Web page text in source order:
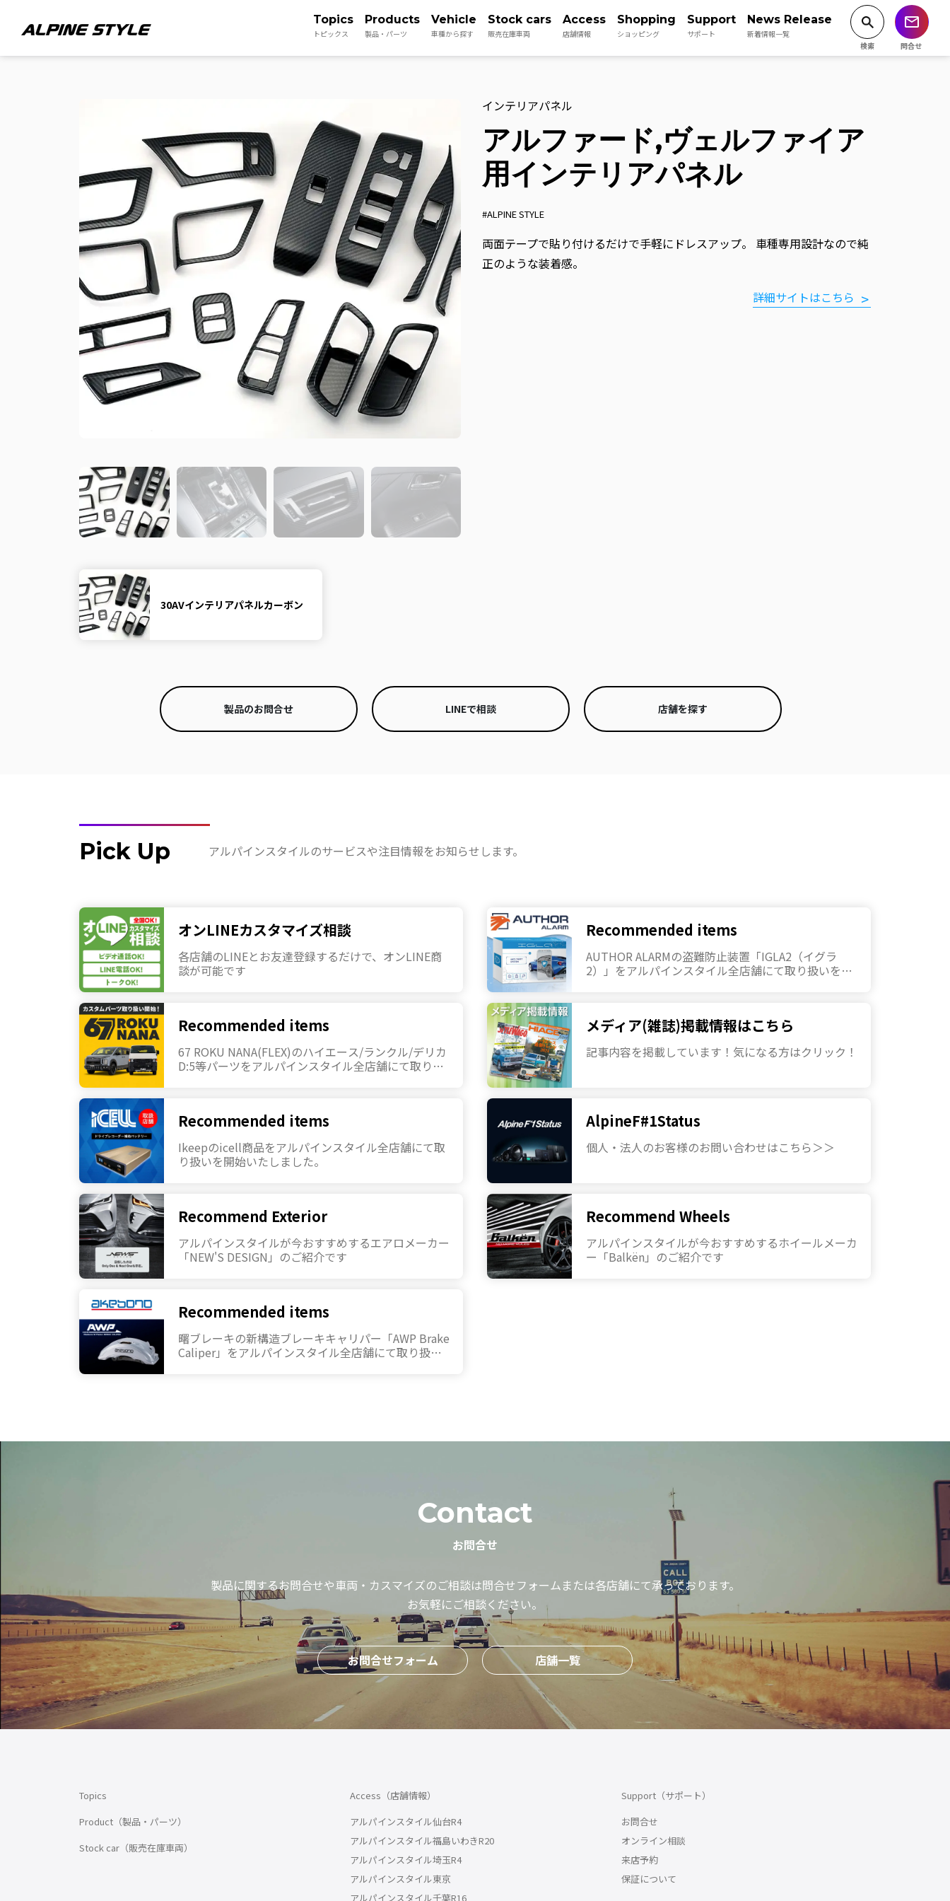
Topics
トピックス
Products
製品・パーツ
Vehicle
車種から探す
Stock cars
販売在庫車両
Access
店舗情報
Shopping
ショッピング
Support
サポート
News Release
新着情報一覧
インテリアパネル
アルファード,ヴェルファイア
用インテリアパネル
#ALPINE STYLE
両面テープで貼り付けるだけで手軽にドレスアップ。 車種専用設計なので純
正のような装着感。
詳細サイトはこちら
30AVインテリアパネルカーボン
製品のお問合せ LINEで相談 店舗を探す
Pick Up アルパインスタイルのサービスや注目情報をお知らせします。
オンLINEカスタマイズ相談
各店舗のLINEとお友達登録するだけで、オンLINE商
談が可能です
Recommended items
AUTHOR ALARMの盗難防止装置「IGLA2（イグラ
2）」をアルパインスタイル全店舗にて取り扱いを開
Recommended items
67 ROKU NANA(FLEX)のハイエース/ランクル/デリカ
D:5等パーツをアルパインスタイル全店舗にて取り扱
メディア(雑誌)掲載情報はこちら
記事内容を掲載しています！気になる方はクリック！
Recommended items
Ikeepのicell商品をアルパインスタイル全店舗にて取
り扱いを開始いたしました。
AlpineF#1Status
個人・法人のお客様のお問い合わせはこちら＞＞
Recommend Exterior
アルパインスタイルが今おすすめするエアロメーカー
「NEW'S DESIGN」のご紹介です
Recommend Wheels
アルパインスタイルが今おすすめするホイールメーカ
ー「Balkën」のご紹介です
Recommended items
曙ブレーキの新構造ブレーキキャリパー「AWP Brake
Caliper」をアルパインスタイル全店舗にて取り扱い
Contact
お問合せ
製品に関するお問合せや車両・カスマイズのご相談は問合せフォームまたは各店舗にて承っております。
お気軽にご相談ください。
お問合せフォーム 店舗一覧
Topics
Product（製品・パーツ）
Stock car（販売在庫車両）
Access（店舗情報）
アルパインスタイル仙台R4
アルパインスタイル福島いわきR20
アルパインスタイル埼玉R4
アルパインスタイル東京
アルパインスタイル千葉R16
Support（サポート）
お問合せ
オンライン相談
来店予約
保証について